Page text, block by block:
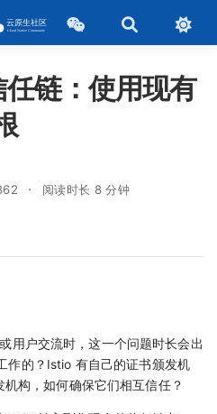
链：使用现有
阅读时长 8 分钟
用户交流时，这一个问题时长会出
的？Istio 有自己的证书颁发机
构，如何确保它们相互信任？